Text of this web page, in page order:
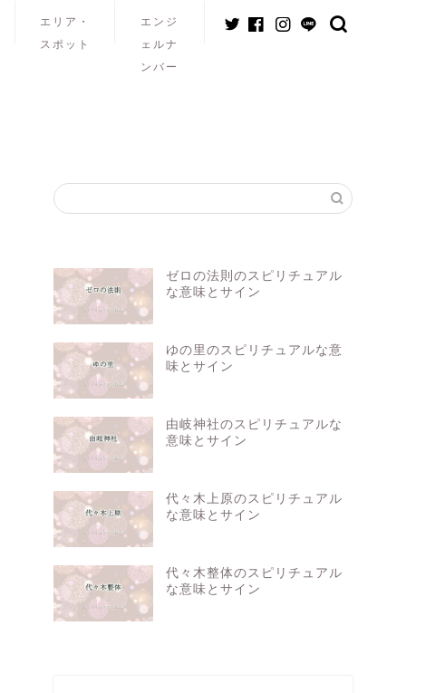
エリア・
スポット
エンジ
ェルナ
ンバー
ゼロの法則のスピリチュアル
な意味とサイン
ゆの里のスピリチュアルな意
味とサイン
由岐神社のスピリチュアルな
意味とサイン
代々木上原のスピリチュアル
な意味とサイン
代々木整体のスピリチュアル
な意味とサイン